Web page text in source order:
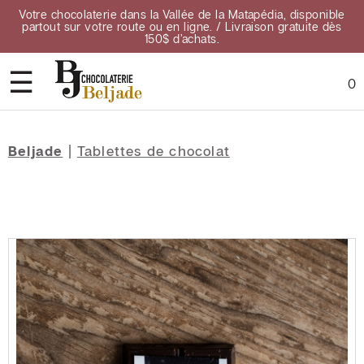
Votre chocolaterie dans la Vallée de la Matapédia, disponible
partout sur votre route ou en ligne. / Livraison gratuite dès
150$ d’achats.
☰ 0
Beljade Tablettes de chocolat
À
Points
de
vente
Confidentialité